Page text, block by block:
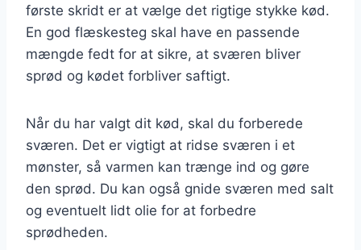
første skridt er at vælge det rigtige stykke kød.
En god flæskesteg skal have en passende
mængde fedt for at sikre, at sværen bliver
sprød og kødet forbliver saftigt.
Når du har valgt dit kød, skal du forberede
sværen. Det er vigtigt at ridse sværen i et
mønster, så varmen kan trænge ind og gøre
den sprød. Du kan også gnide sværen med salt
og eventuelt lidt olie for at forbedre
sprødheden.